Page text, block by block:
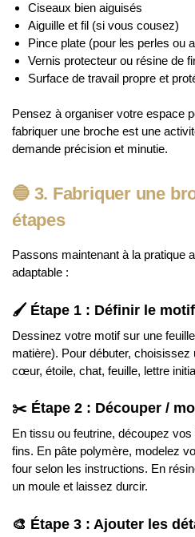
Ciseaux bien aiguisés
Aiguille et fil (si vous cousez)
Pince plate (pour les perles ou
Vernis protecteur ou résine de
Surface de travail propre et
Pensez à organiser votre espace
fabriquer une broche est une
demande précision et minutie.
🔵 3. Fabriquer une
étapes
Passons maintenant à la pratique
adaptable :
🖌️ Étape 1 : Définir le motif
Dessinez votre motif sur une
matière). Pour débuter,
cœur, étoile, chat, feuille, lettre
✂️ Étape 2 : Découper /
En tissu ou feutrine, découpez vos
fins. En pâte polymère, modelez
four selon les instructions. En
un moule et laissez durcir.
🎨 Étape 3 : Ajouter les